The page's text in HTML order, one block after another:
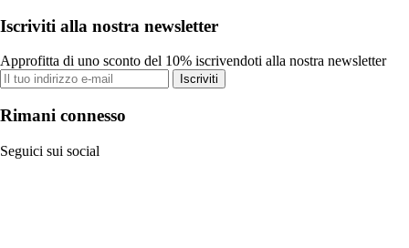
Iscriviti alla nostra newsletter
Approfitta di uno sconto del 10% iscrivendoti alla nostra newsletter
Iscriviti
Rimani connesso
Seguici sui social